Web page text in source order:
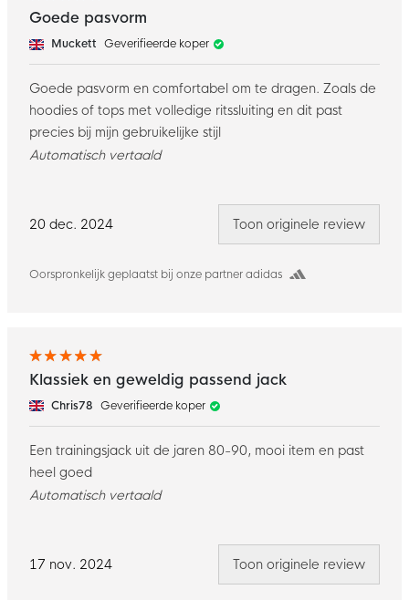
20 dec. 2024
Oorspronkelijk geplaatst bij onze partner adidas
Goede pasvorm
Muckett Geverifieerde koper
Goede pasvorm en comfortabel om te dragen. Zoals de
hoodies of tops met volledige ritssluiting en dit past
precies bij mijn gebruikelijke stijl
Automatisch vertaald
Toon originele review
17 nov. 2024
Klassiek en geweldig passend jack
Chris78 Geverifieerde koper
Een trainingsjack uit de jaren 80-90, mooi item en past
heel goed
Automatisch vertaald
Toon originele review